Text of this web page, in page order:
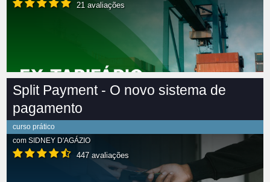
21 avaliações
Split Payment - O novo sistema de
pagamento
curso prático
com SIDNEY D'AGÁZIO
447 avaliações